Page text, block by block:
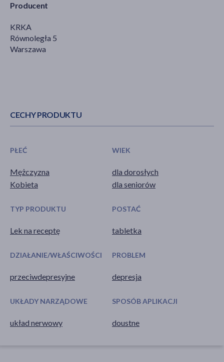
Producent
KRKA
Równoległa 5
Warszawa
CECHY PRODUKTU
PŁEĆ
Mężczyzna
Kobieta
WIEK
dla dorosłych
dla seniorów
TYP PRODUKTU
Lek na receptę
POSTAĆ
tabletka
DZIAŁANIE/WŁAŚCIWOŚCI
przeciwdepresyjne
PROBLEM
depresja
UKŁADY NARZĄDOWE
układ nerwowy
SPOSÓB APLIKACJI
doustne